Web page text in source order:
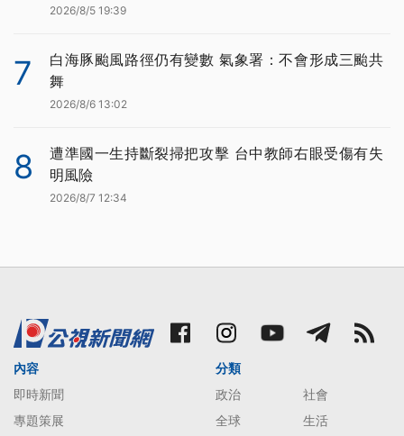
2026/8/5 19:39
7
白海豚颱風路徑仍有變數 氣象署：不會形成三颱共
舞
2026/8/6 13:02
8
遭準國一生持斷裂掃把攻擊 台中教師右眼受傷有失
明風險
2026/8/7 12:34
內容
即時新聞
專題策展
分類
政治
社會
全球
生活